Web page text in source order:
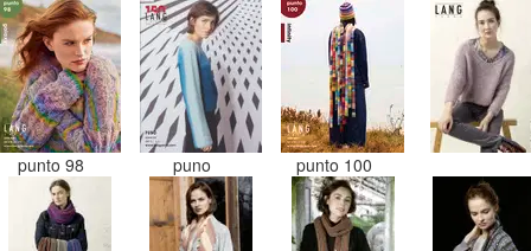
punto 98 puno punto 100